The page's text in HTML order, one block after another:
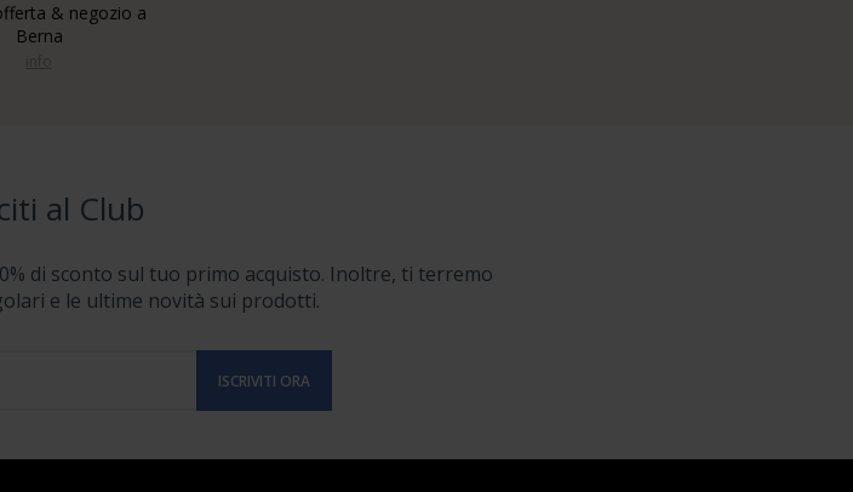
& negozio a
Berna
al Club
di sconto sul tuo primo acquisto. Inoltre, ti terremo
e le ultime novità sui prodotti.